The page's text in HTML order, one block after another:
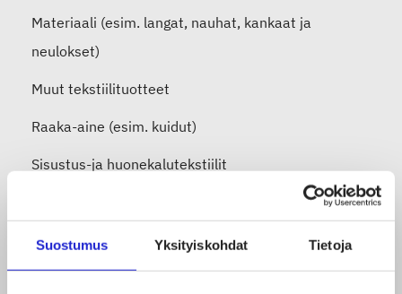
Suostumus Yksityiskohdat Tietoja
Materiaali (esim. langat, nauhat, kankaat ja
neulokset)
Muut tekstiilituotteet
Raaka-aine (esim. kuidut)
Sisustus-ja huonekalutekstiilit